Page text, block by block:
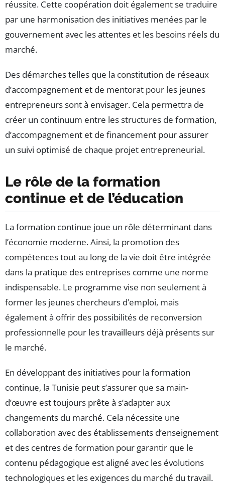
réussite. Cette coopération doit également se traduire
par une harmonisation des initiatives menées par le
gouvernement avec les attentes et les besoins réels du
marché.
Des démarches telles que la constitution de réseaux
d’accompagnement et de mentorat pour les jeunes
entrepreneurs sont à envisager. Cela permettra de
créer un continuum entre les structures de formation,
d’accompagnement et de financement pour assurer
un suivi optimisé de chaque projet entrepreneurial.
Le rôle de la formation
continue et de l’éducation
La formation continue joue un rôle déterminant dans
l’économie moderne. Ainsi, la promotion des
compétences tout au long de la vie doit être intégrée
dans la pratique des entreprises comme une norme
indispensable. Le programme vise non seulement à
former les jeunes chercheurs d’emploi, mais
également à offrir des possibilités de reconversion
professionnelle pour les travailleurs déjà présents sur
le marché.
En développant des initiatives pour la formation
continue, la Tunisie peut s’assurer que sa main-
d’œuvre est toujours prête à s’adapter aux
changements du marché. Cela nécessite une
collaboration avec des établissements d’enseignement
et des centres de formation pour garantir que le
contenu pédagogique est aligné avec les évolutions
technologiques et les exigences du marché du travail.